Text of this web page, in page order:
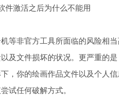
等非官方工具所面临的风险相
及文件损坏的状况。更严重的
，你的绘画作品文件以及个人
试任何破解方式。